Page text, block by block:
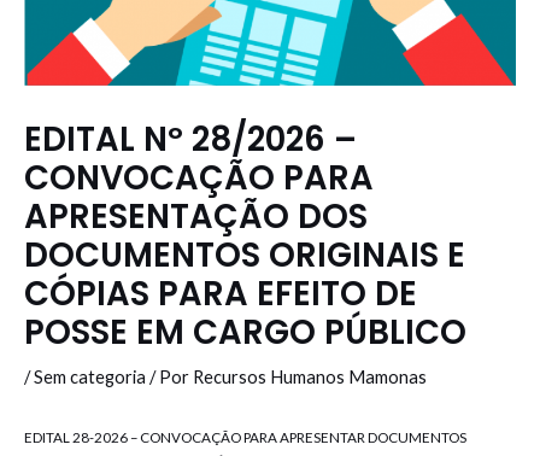
EDITAL Nº 28/2026 –
CONVOCAÇÃO PARA
APRESENTAÇÃO DOS
DOCUMENTOS ORIGINAIS E
CÓPIAS PARA EFEITO DE
POSSE EM CARGO PÚBLICO
/Sem categoria / Por Recursos Humanos Mamonas
EDITAL 28-2026 – CONVOCAÇÃO PARA APRESENTAR DOCUMENTOS